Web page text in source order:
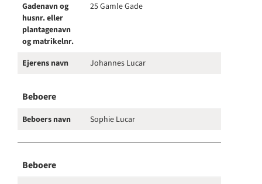
Gadenavn og
husnr. eller
plantagenavn
og matrikelnr.
25 Gamle Gade
Ejerens navn Johannes Lucar
Beboere
Beboers navn Sophie Lucar
Beboere